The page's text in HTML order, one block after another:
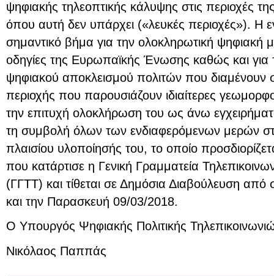
ψηφιακής τηλεοπτικής κάλυψης στις περιοχές
όπου αυτή δεν υπάρχει («λευκές περιοχές»). Η
σημαντικό βήμα για την ολοκληρωτική ψηφιακή
οδηγίες της Ευρωπαϊκής Ένωσης καθώς και για
ψηφιακού αποκλεισμού πολιτών που
περιοχής που παρουσιάζουν ιδιαίτερες
την επιτυχή ολοκλήρωση του ως άνω
τη συμβολή όλων των ενδιαφερόμενων μερών
πλαισίου υλοποίησής του, το οποίο
που κατάρτισε η Γενική Γραμματεία
(ΓΓΤΤ) και τίθεται σε Δημόσια Διαβούλευση
και την Παρασκευή 09/03/2018.
Ο Υπουργός Ψηφιακής Πολιτικής
Νικόλαος Παππάς